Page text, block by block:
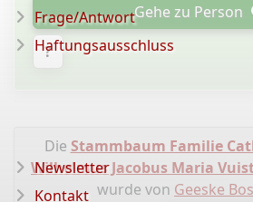
Gehe zu Person
?
Die Stammbaum Familie
Wilhelmus Jacobus Maria
wurde von Geeske Bos
Frage/Antwort
Haftungsausschluss
Newsletter
Kontakt